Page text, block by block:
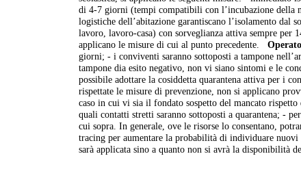
di 4-7 giorni (tempi compatibili con l’incubazione della
logistiche dell’abitazione garantiscano l’isolamento dal
lavoro, lavoro-casa) con sorveglianza attiva sempre per
applicano le misure di cui al punto precedente.
giorni; - i conviventi saranno sottoposti a tampone
tampone dia esito negativo, non vi siano sintomi e le
possibile adottare la cosiddetta quarantena attiva per i
rispettate le misure di prevenzione, non si applicano
caso in cui vi sia il fondato sospetto del mancato
quali contatti stretti saranno sottoposti a quarantena; -
cui sopra. In generale, ove le risorse lo consentano,
tracing per aumentare la probabilità di individuare
sarà applicata sino a quanto non si avrà la disponibilità